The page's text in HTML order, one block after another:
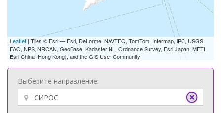
Leaflet | Tiles © Esri — Esri, DeLorme, NAVTEQ, TomTom, Intermap, iPC, USGS,
FAO, NPS, NRCAN, GeoBase, Kadaster NL, Ordnance Survey, Esri Japan, METI,
Esri China (Hong Kong), and the GIS User Community
Выберите направление: